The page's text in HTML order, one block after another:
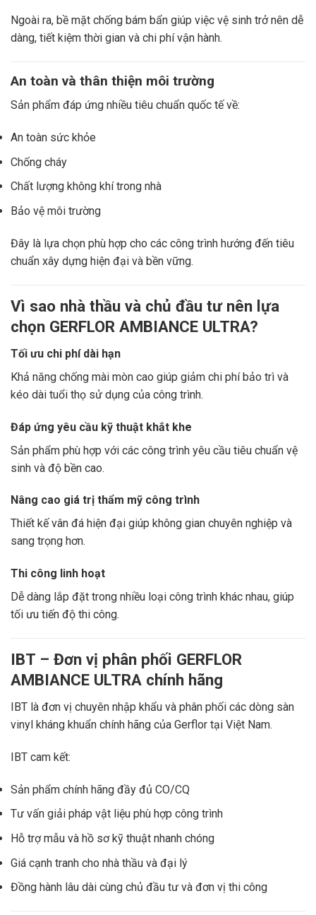
Ngoài ra, bề mặt chống bám bẩn giúp việc vệ sinh trở nên dễ
dàng, tiết kiệm thời gian và chi phí vận hành.
An toàn và thân thiện môi trường
Sản phẩm đáp ứng nhiều tiêu chuẩn quốc tế về:
An toàn sức khỏe
Chống cháy
Chất lượng không khí trong nhà
Bảo vệ môi trường
Đây là lựa chọn phù hợp cho các công trình hướng đến tiêu
chuẩn xây dựng hiện đại và bền vững.
Vì sao nhà thầu và chủ đầu tư nên lựa
chọn GERFLOR AMBIANCE ULTRA?
Tối ưu chi phí dài hạn
Khả năng chống mài mòn cao giúp giảm chi phí bảo trì và
kéo dài tuổi thọ sử dụng của công trình.
Đáp ứng yêu cầu kỹ thuật khắt khe
Sản phẩm phù hợp với các công trình yêu cầu tiêu chuẩn vệ
sinh và độ bền cao.
Nâng cao giá trị thẩm mỹ công trình
Thiết kế vân đá hiện đại giúp không gian chuyên nghiệp và
sang trọng hơn.
Thi công linh hoạt
Dễ dàng lắp đặt trong nhiều loại công trình khác nhau, giúp
tối ưu tiến độ thi công.
IBT – Đơn vị phân phối GERFLOR
AMBIANCE ULTRA chính hãng
IBT là đơn vị chuyên nhập khẩu và phân phối các dòng sàn
vinyl kháng khuẩn chính hãng của Gerflor tại Việt Nam.
IBT cam kết:
Sản phẩm chính hãng đầy đủ CO/CQ
Tư vấn giải pháp vật liệu phù hợp công trình
Hỗ trợ mẫu và hồ sơ kỹ thuật nhanh chóng
Giá cạnh tranh cho nhà thầu và đại lý
Đồng hành lâu dài cùng chủ đầu tư và đơn vị thi công